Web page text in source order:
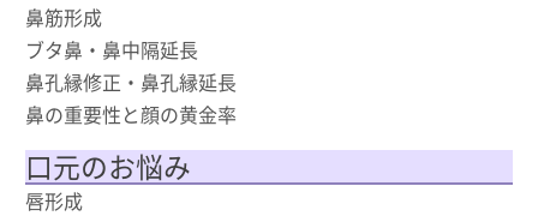
鼻筋形成
ブタ鼻・鼻中隔延長
鼻孔縁修正・鼻孔縁延長
鼻の重要性と顔の黄金率
口元のお悩み
唇形成